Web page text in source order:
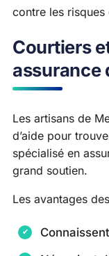
contre les
Courtiers
assurance
Les artisans de
d’aide pour
spécialisé en
grand soutien.
Les avantages